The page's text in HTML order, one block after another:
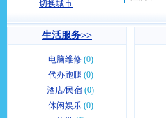
切换城市
生活服务>>
电脑维修 (0)
代办跑腿 (0)
酒店/民宿 (0)
休闲娱乐 (0)